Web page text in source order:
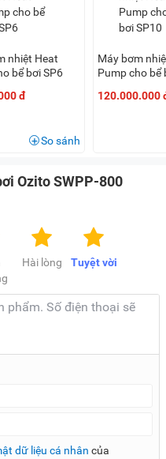
nhiệt Heat
bể bơi SP6
đ
So sánh
Máy bơm
Pump cho bể
120.000.000
Ozito SWPP-800
Tuyệt vời
Hài lòng
dữ liệu cá nhân của